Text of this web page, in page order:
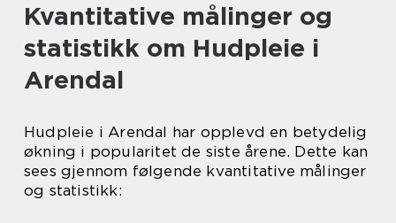
Kvantitative målinger og
statistikk om Hudpleie i
Arendal
Hudpleie i Arendal har opplevd en betydelig
økning i popularitet de siste årene. Dette kan
sees gjennom følgende kvantitative målinger
og statistikk: